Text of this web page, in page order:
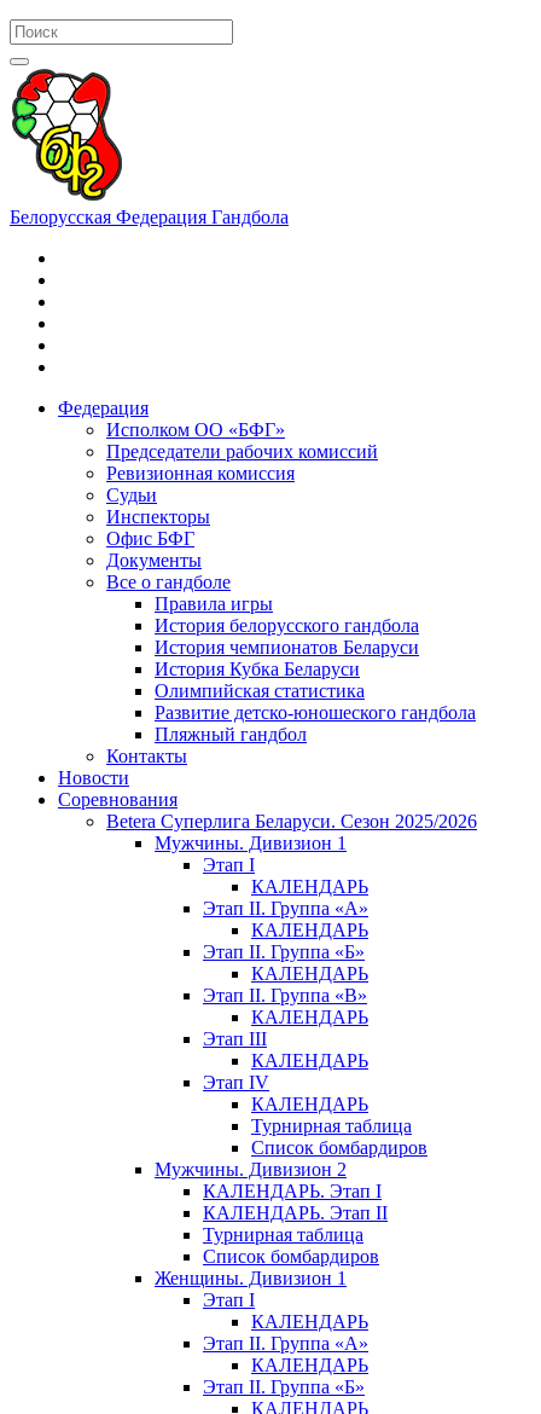
Белорусская Федерация Гандбола
Федерация
Исполком ОО «БФГ»
Председатели рабочих комиссий
Ревизионная комиссия
Судьи
Инспекторы
Офис БФГ
Документы
Все о гандболе
Правила игры
История белорусского гандбола
История чемпионатов Беларуси
История Кубка Беларуси
Олимпийская статистика
Развитие детско-юношеского гандбола
Пляжный гандбол
Контакты
Новости
Соревнования
Betera Суперлига Беларуси. Сезон 2025/2026
Мужчины. Дивизион 1
Этап I
КАЛЕНДАРЬ
Этап II. Группа «А»
КАЛЕНДАРЬ
Этап II. Группа «Б»
КАЛЕНДАРЬ
Этап II. Группа «В»
КАЛЕНДАРЬ
Этап III
КАЛЕНДАРЬ
Этап IV
КАЛЕНДАРЬ
Турнирная таблица
Список бомбардиров
Мужчины. Дивизион 2
КАЛЕНДАРЬ. Этап I
КАЛЕНДАРЬ. Этап II
Турнирная таблица
Список бомбардиров
Женщины. Дивизион 1
Этап I
КАЛЕНДАРЬ
Этап II. Группа «А»
КАЛЕНДАРЬ
Этап II. Группа «Б»
КАЛЕНДАРЬ